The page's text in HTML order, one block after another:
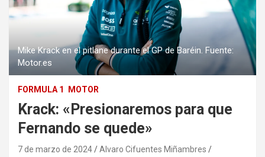
Mike Krack en el pitlane durante el GP de Baréin. Fuente:
Motor.es
FORMULA 1 MOTOR
Krack: «Presionaremos para que
Fernando se quede»
7 de marzo de 2024
Alvaro Cifuentes Miñambres